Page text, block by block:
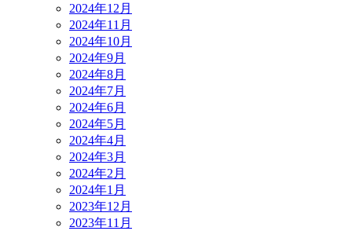
2024年12月
2024年11月
2024年10月
2024年9月
2024年8月
2024年7月
2024年6月
2024年5月
2024年4月
2024年3月
2024年2月
2024年1月
2023年12月
2023年11月